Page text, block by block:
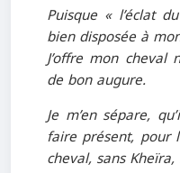
Puisque « l’éclat
bien disposée à
J’offre mon
de bon augure.
Je m’en sépare,
faire présent, pour
cheval, sans Kheïra,